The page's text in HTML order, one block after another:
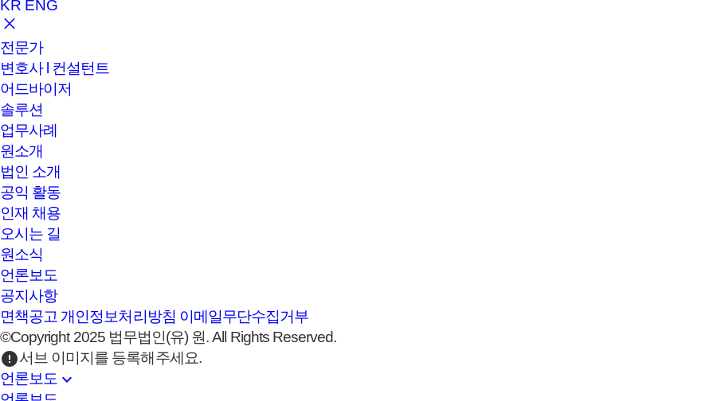
KR ENG
전문가
변호사 l 컨설턴트
어드바이저
솔루션
업무사례
원소개
법인 소개
공익 활동
인재 채용
오시는 길
원소식
언론보도
공지사항
면책공고 개인정보처리방침 이메일무단수집거부
©Copyright 2025 법무법인(유) 원. All Rights Reserved.
error서브 이미지를 등록해주세요.
언론보도 expand_more